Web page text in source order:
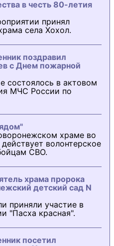
в честь 80-летия
принял
села Хохол.
поздравил
с Днем пожарной
состоялось в актовом
МЧС России по
храме во
волонтерское
СВО.
храма пророка
детский сад N
приняли участие в
"Пасха красная".
посетил